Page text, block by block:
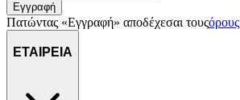
Εγγραφή
Πατώντας «Εγγραφή» αποδέχεσαι τους
ΕΤΑΙΡΕΙΑ